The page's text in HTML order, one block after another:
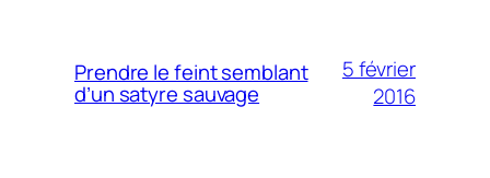
Prendre le feint semblant
d’un satyre sauvage
5 février
2016